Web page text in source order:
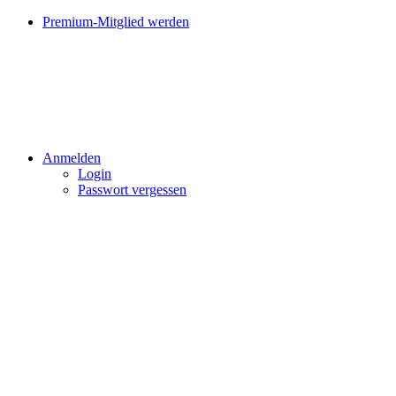
Premium-Mitglied werden
Anmelden
Login
Passwort vergessen